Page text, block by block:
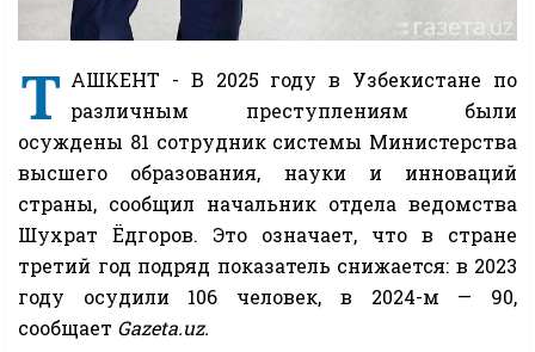
Т АШКЕНТ - В 2025 году в Узбекистане по
различным преступлениям были
осуждены 81 сотрудник системы Министерства
высшего образования, науки и инноваций
страны, сообщил начальник отдела ведомства
Шухрат Ёдгоров. Это означает, что в стране
третий год подряд показатель снижается: в 2023
году осудили 106 человек, в 2024-м — 90,
сообщает Gazeta.uz.